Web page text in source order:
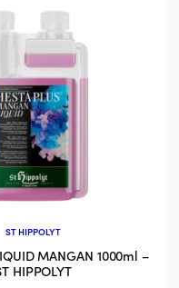
ST HIPPOLYT
MANGAN 1000ml –
HIPPOLYT